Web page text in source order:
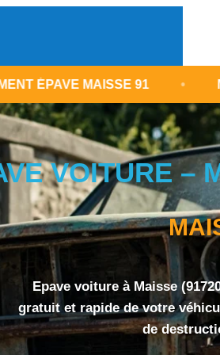
91 • METTRE SA
VOITURE –
Epave voiture à Maisse
gratuit et rapide de votre
de